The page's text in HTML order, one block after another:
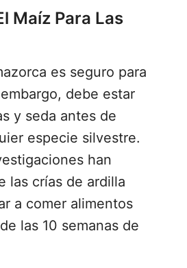
Maíz Para Las
es seguro para
debe estar
y seda antes de
especie silvestre.
han
las crías de ardilla
a comer alimentos
las 10 semanas de